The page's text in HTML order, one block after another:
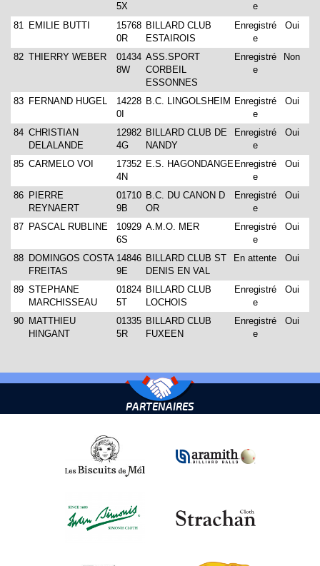
5X
e
81 EMILIE BUTTI
15768
0R
BILLARD CLUB
ESTAIROIS
Enregistré
e
Oui
82 THIERRY WEBER
01434
8W
ASS.SPORT
CORBEIL
ESSONNES
Enregistré
e
Non
83 FERNAND HUGEL
14228
0I
B.C. LINGOLSHEIM Enregistré
e
Oui
84 CHRISTIAN
DELALANDE
12982
4G
BILLARD CLUB DE
NANDY
Enregistré
e
Oui
85 CARMELO VOI
17352
4N
E.S. HAGONDANGE Enregistré
e
Oui
86 PIERRE
REYNAERT
01710
9B
B.C. DU CANON D
OR
Enregistré
e
Oui
87 PASCAL RUBLINE
10929
6S
A.M.O. MER
Enregistré
e
Oui
88 DOMINGOS COSTA
FREITAS
14846
9E
BILLARD CLUB ST
DENIS EN VAL
En attente Oui
89 STEPHANE
MARCHISSEAU
01824
5T
BILLARD CLUB
LOCHOIS
Enregistré
e
Oui
90 MATTHIEU
HINGANT
01335
5R
BILLARD CLUB
FUXEEN
Enregistré
e
Oui
PARTENAIRES